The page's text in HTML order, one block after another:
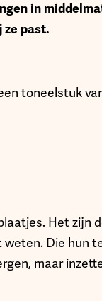
in
ze past.
toneelstuk
Het zijn
weten. Die hun
maar